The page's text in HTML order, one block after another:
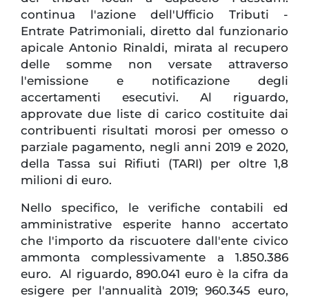
continua l'azione dell'Ufficio Tributi -
Entrate Patrimoniali, diretto dal funzionario
apicale Antonio Rinaldi, mirata al recupero
delle somme non versate attraverso
l'emissione e notificazione degli
accertamenti esecutivi. Al riguardo,
approvate due liste di carico costituite dai
contribuenti risultati morosi per omesso o
parziale pagamento, negli anni 2019 e 2020,
della Tassa sui Rifiuti (TARI) per oltre 1,8
milioni di euro.
Nello specifico, le verifiche contabili ed
amministrative esperite hanno accertato
che l'importo da riscuotere dall'ente civico
ammonta complessivamente a 1.850.386
euro. Al riguardo, 890.041 euro è la cifra da
esigere per l'annualità 2019; 960.345 euro,